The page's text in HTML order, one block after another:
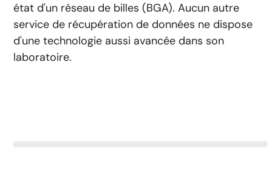
état d'un réseau de billes (BGA). Aucun autre
service de récupération de données ne dispose
d'une technologie aussi avancée dans son
laboratoire.